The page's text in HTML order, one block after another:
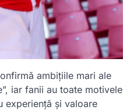
ambițiile mari ale
iar fanii au toate motivele
experiență și valoare